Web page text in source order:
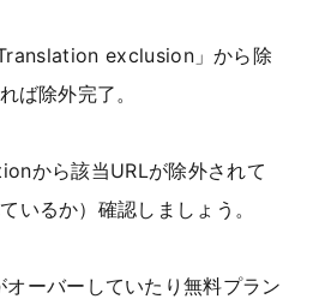
exclusion」から除
ば除外完了。
から該当URLが除外されて
いるか）確認しましょう。
ーバーしていたり無料プラン